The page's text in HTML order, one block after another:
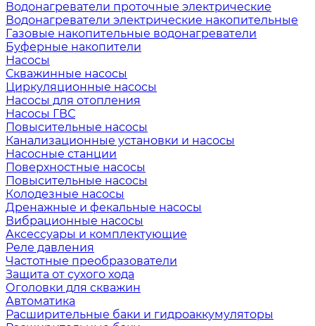
Водонагреватели проточные электрические
Водонагреватели электрические накопительные
Газовые накопительные водонагреватели
Буферные накопители
Насосы
Скважинные насосы
Циркуляционные насосы
Насосы для отопления
Насосы ГВС
Повысительные насосы
Канализационные установки и насосы
Насосные станции
Поверхностные насосы
Повысительные насосы
Колодезные насосы
Дренажные и фекальные насосы
Вибрационные насосы
Аксессуары и комплектующие
Реле давления
Частотные преобразователи
Защита от сухого хода
Оголовки для скважин
Автоматика
Расширительные баки и гидроаккумуляторы